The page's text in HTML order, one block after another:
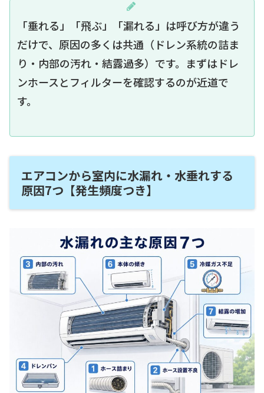
「垂れる」「飛ぶ」「漏れる」は呼び方が違う
だけで、原因の多くは共通（ドレン系統の詰ま
り・内部の汚れ・結露過多）です。まずはドレ
ンホースとフィルターを確認するのが近道で
す。
エアコンから室内に水漏れ・水垂れする
原因7つ【発生頻度つき】